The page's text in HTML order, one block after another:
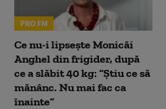
PRO FM
Ce nu-i lipsește Monicăi
Anghel din frigider, după
ce a slăbit 40 kg: “Știu ce să
mănânc. Nu mai fac ca
înainte”